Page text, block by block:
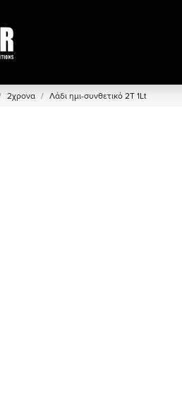
2χρονα Λάδι ημι-συνθετικό 2T 1Lt